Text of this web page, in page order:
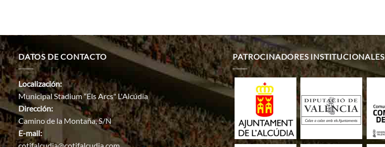
DATOS DE CONTACTO
Localización:
Municipal Stadium "Els Arcs" L'Alcúdia
Dirección:
Camino de la Montaña, S/N
E-mail:
PATROCINADORES INSTITUCIONALES